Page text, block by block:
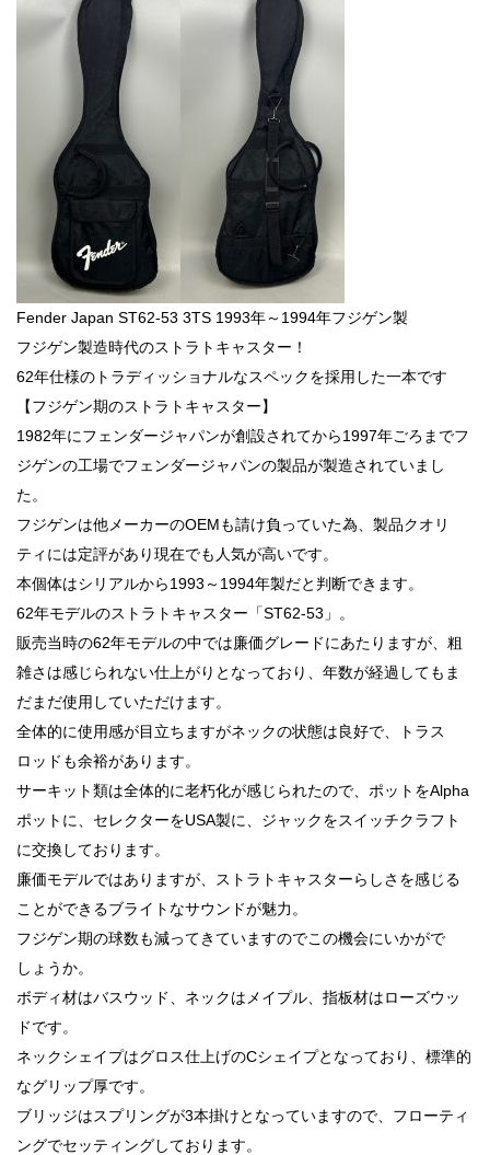
Fender Japan ST62-53 3TS 1993年～1994年フジゲン製
フジゲン製造時代のストラトキャスター！
62年仕様のトラディッショナルなスペックを採用した一本です
【フジゲン期のストラトキャスター】
1982年にフェンダージャパンが創設されてから1997年ごろまでフ
ジゲンの工場でフェンダージャパンの製品が製造されていまし
た。
フジゲンは他メーカーのOEMも請け負っていた為、製品クオリ
ティには定評があり現在でも人気が高いです。
本個体はシリアルから1993～1994年製だと判断できます。
62年モデルのストラトキャスター「ST62-53」。
販売当時の62年モデルの中では廉価グレードにあたりますが、粗
雑さは感じられない仕上がりとなっており、年数が経過してもま
だまだ使用していただけます。
全体的に使用感が目立ちますがネックの状態は良好で、トラス
ロッドも余裕があります。
サーキット類は全体的に老朽化が感じられたので、ポットをAlpha
ポットに、セレクターをUSA製に、ジャックをスイッチクラフト
に交換しております。
廉価モデルではありますが、ストラトキャスターらしさを感じる
ことができるブライトなサウンドが魅力。
フジゲン期の球数も減ってきていますのでこの機会にいかがで
しょうか。
ボディ材はバスウッド、ネックはメイプル、指板材はローズウッ
ドです。
ネックシェイプはグロス仕上げのCシェイプとなっており、標準的
なグリップ厚です。
ブリッジはスプリングが3本掛けとなっていますので、フローティ
ングでセッティングしております。